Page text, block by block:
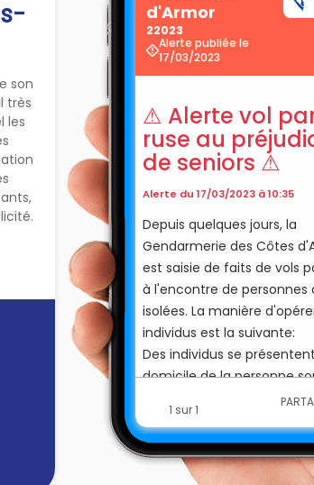
son
très
les
d'Armor
22023
Alerte publiée le
17/03/2023
⚠ Alerte vol
ruse au
de seniors ⚠
Alerte du 17/03/2023 à 10:35
Depuis quelques jours, la
Gendarmerie des Côtes
est saisie de faits de vols
à l'encontre de personnes
isolées. La manière
individus est la suivante:
Des individus se
domicile de la personne
prétexte de vendre des
objets de leur conception
expliquant qu'ils sont des
d'EDF/ ENEDIS. Ces individus
1 sur 1